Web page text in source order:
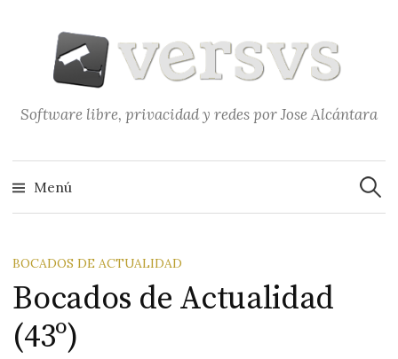
contenido
Software libre, privacidad y redes por Jose Alcántara
Menú
BOCADOS DE ACTUALIDAD
Bocados de Actualidad
(43º)